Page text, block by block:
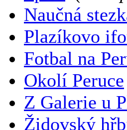
Naučná
Plazíkovo
Fotbal na
Okolí Peruce
Z Galerie u
Židovský